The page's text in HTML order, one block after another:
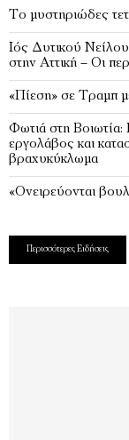
Το μυστηριώδες
Ιός Δυτικού
στην Αττική – Οι
«Πίεση» σε Τραμπ
Φωτιά στη
εργολάβος και
βραχυκύκλωμα
«Ονειρεύονται
Περισσότερες Ειδήσεις